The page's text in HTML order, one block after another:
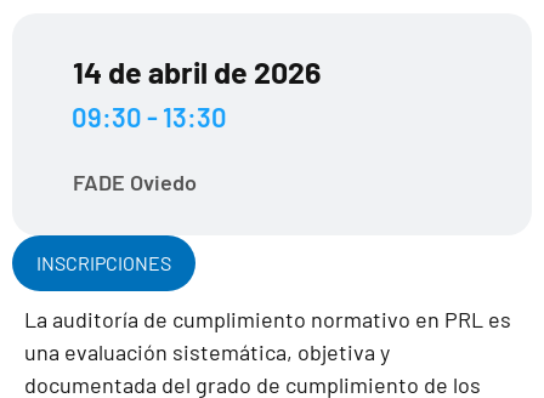
14 de abril de 2026
09:30 - 13:30
FADE Oviedo
La auditoría de cumplimiento normativo en PRL es
una evaluación sistemática, objetiva y
documentada del grado de cumplimiento de los
INSCRIPCIONES